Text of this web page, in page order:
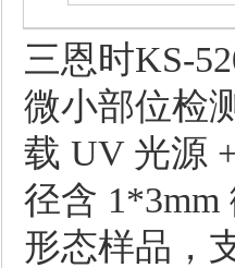
三恩时KS-
微小部位检
载 UV 光源
径含
形态样品，